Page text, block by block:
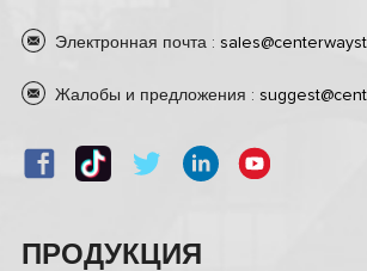
Электронная почта :
Жалобы и предложения :
ПРОДУКЦИЯ